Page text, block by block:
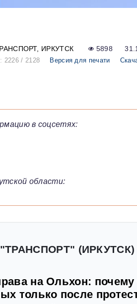
ИРКУТСК 5898
2226 / 2128 Версия для печати
в соцсетях:
области:
(ИРКУТСК)
на Ольхон:
только после